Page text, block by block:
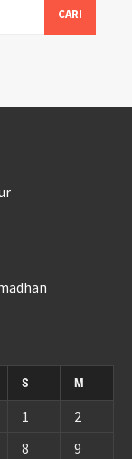
S M
1
2
8
9